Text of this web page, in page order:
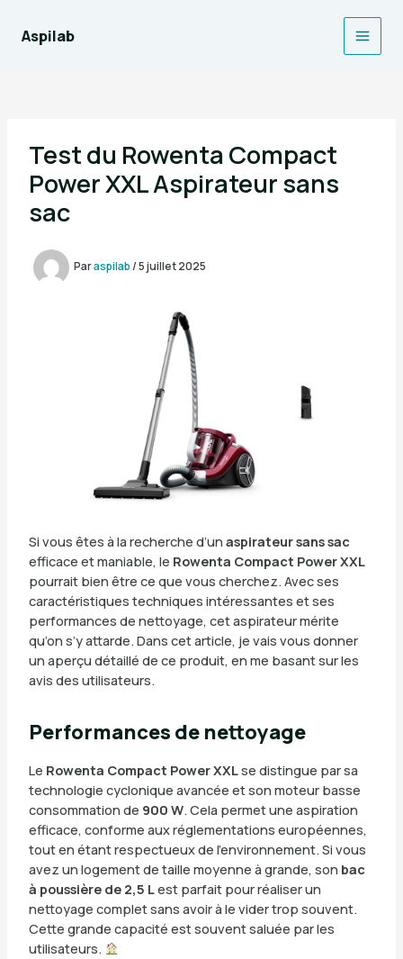
contenu
Aspilab
Main
Test du Rowenta Compact
Power XXL Aspirateur sans
sac
Paraspilab/5 juillet 2025
Si vous êtes à la recherche d’un aspirateur sans sac
efficace et maniable, le Rowenta Compact Power XXL
pourrait bien être ce que vous cherchez. Avec ses
caractéristiques techniques intéressantes et ses
performances de nettoyage, cet aspirateur mérite
qu’on s’y attarde. Dans cet article, je vais vous donner
un aperçu détaillé de ce produit, en me basant sur les
avis des utilisateurs.
Performances de nettoyage
Le Rowenta Compact Power XXLse distingue par sa
technologie cyclonique avancée et son moteur basse
consommation de 900 W. Cela permet une aspiration
efficace, conforme aux réglementations européennes,
tout en étant respectueux de l’environnement. Si vous
avez un logement de taille moyenne à grande, son bac
à poussière de 2,5 Lest parfait pour réaliser un
nettoyage complet sans avoir à le vider trop souvent.
Cette grande capacité est souvent saluée par les
utilisateurs.